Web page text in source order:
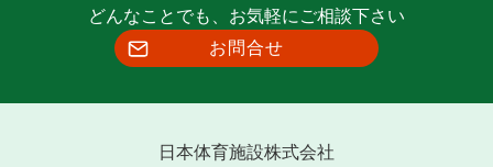
どんなことでも、お気軽にご相談下さい
お問合せ
日本体育施設株式会社